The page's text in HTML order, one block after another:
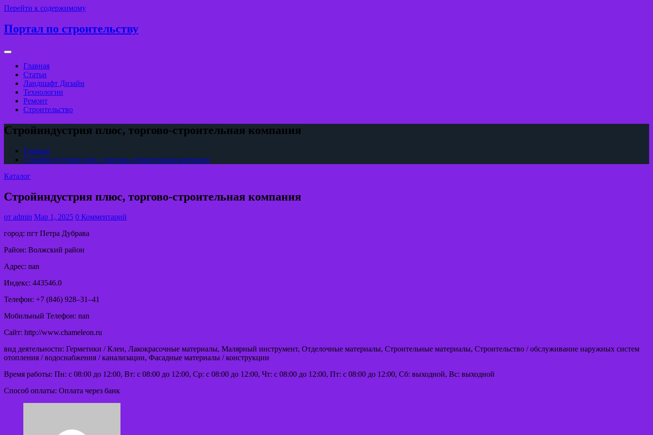
Перейти к содержимому
Портал по строительству
Главная
Статьи
Ландшафт Дизайн
Технологии
Ремонт
Строительство
Стройиндустрия плюс, торгово-строительная компания
Главная
Стройиндустрия плюс, торгово-строительная компания
Каталог
Стройиндустрия плюс, торгово-строительная компания
от admin Мар 1, 2025 0 Комментарий
город: пгт Петра Дубрава
Район: Волжский район
Адрес: nan
Индекс: 443546.0
Телефон: +7 (846) 928‒31‒41
Мобильный Телефон: nan
Сайт: http://www.chameleon.ru
вид деятельности: Герметики / Клеи, Лакокрасочные материалы, Малярный инструмент, Отделочные материалы, Строительные материалы, Строительство / обслуживание наружных систем
отопления / водоснабжения / канализации, Фасадные материалы / конструкции
Время работы: Пн: с 08:00 до 12:00, Вт: с 08:00 до 12:00, Ср: с 08:00 до 12:00, Чт: с 08:00 до 12:00, Пт: с 08:00 до 12:00, Сб: выходной, Вс: выходной
Способ оплаты: Оплата через банк